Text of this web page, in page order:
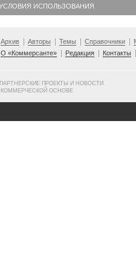
ИСПОЛЬЗОВАНИЯ
Архив Авторы Темы Справочники
О «Коммерсанте»
Редакция Контакты
ПРОЕКТЫ И НОВОСТИ
ОСНОВЕ